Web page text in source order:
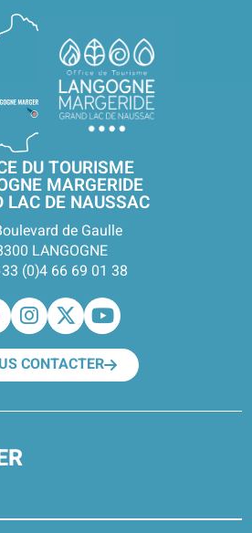
DU TOURISME
MARGERIDE
LAC DE NAUSSAC
de Gaulle
LANGOGNE
(0)4 66 69 01 38
CONTACTER